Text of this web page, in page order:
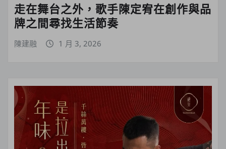
走在舞台之外，歌手陳定宥在創作與品
牌之間尋找生活節奏
陳建融 1 月 3, 2026